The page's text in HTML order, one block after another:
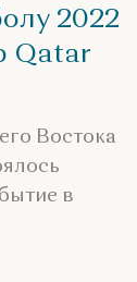
2022
Qatar
Востока
в